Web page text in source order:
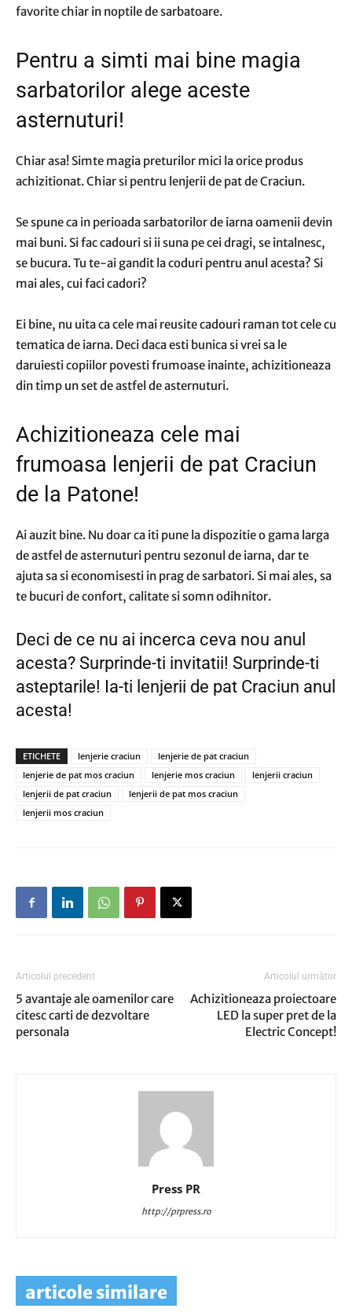
favorite chiar in noptile de sarbatoare.
Pentru a simti mai bine magia
sarbatorilor alege aceste
asternuturi!
Chiar asa! Simte magia preturilor mici la orice produs
achizitionat. Chiar si pentru lenjerii de pat de Craciun.
Se spune ca in perioada sarbatorilor de iarna oamenii devin
mai buni. Si fac cadouri si ii suna pe cei dragi, se intalnesc,
se bucura. Tu te-ai gandit la coduri pentru anul acesta? Si
mai ales, cui faci cadori?
Ei bine, nu uita ca cele mai reusite cadouri raman tot cele cu
tematica de iarna. Deci daca esti bunica si vrei sa le
daruiesti copiilor povesti frumoase inainte, achizitioneaza
din timp un set de astfel de asternuturi.
Achizitioneaza cele mai
frumoasa lenjerii de pat Craciun
de la Patone!
Ai auzit bine. Nu doar ca iti pune la dispozitie o gama larga
de astfel de asternuturi pentru sezonul de iarna, dar te
ajuta sa si economisesti in prag de sarbatori. Si mai ales, sa
te bucuri de confort, calitate si somn odihnitor.
Deci de ce nu ai incerca ceva nou anul
acesta? Surprinde-ti invitatii! Surprinde-ti
asteptarile! Ia-ti lenjerii de pat Craciun anul
acesta!
ETICHETE lenjerie craciun
lenjerie de pat craciun
lenjerie de pat mos craciun
lenjerie mos craciun
lenjerii craciun
lenjerii de pat craciun
lenjerii de pat mos craciun
lenjerii mos craciun
Articolul precedent
5 avantaje ale oamenilor care
citesc carti de dezvoltare
personala
Articolul următor
Achizitioneaza proiectoare
LED la super pret de la
Electric Concept!
Press PR
http://prpress.ro
articole similare